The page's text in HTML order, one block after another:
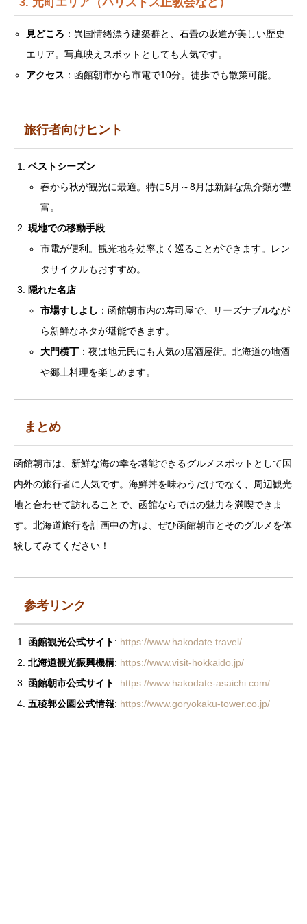
見どころ ：異国情緒漂う建築群と、石畳の坂道が美しい歴史
エリア。写真映えスポットとしても人気です。
アクセス ：函館朝市から市電で10分。徒歩でも散策可能。
旅行者向けヒント
ベストシーズン
春から秋が観光に最適。特に5月～8月は新鮮な魚介類が豊
富。
現地での移動手段
市電が便利。観光地を効率よく巡ることができます。レン
タサイクルもおすすめ。
隠れた名店
市場すしよし ：函館朝市内の寿司屋で、リーズナブルなが
ら新鮮なネタが堪能できます。
大門横丁 ：夜は地元民にも人気の居酒屋街。北海道の地酒
や郷土料理を楽しめます。
まとめ
函館朝市は、新鮮な海の幸を堪能できるグルメスポットとして国
内外の旅行者に人気です。海鮮丼を味わうだけでなく、周辺観光
地と合わせて訪れることで、函館ならではの魅力を満喫できま
す。北海道旅行を計画中の方は、ぜひ函館朝市とそのグルメを体
験してみてください！
参考リンク
函館観光公式サイト: https://www.hakodate.travel/
北海道観光振興機構: https://www.visit-hokkaido.jp/
函館朝市公式サイト: https://www.hakodate-asaichi.com/
五稜郭公園公式情報: https://www.goryokaku-tower.co.jp/